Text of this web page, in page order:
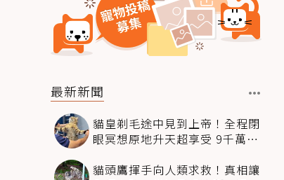
最新新聞
貓皇剃毛途中見到上帝！全程閉
眼冥想原地升天超享受 9千萬人
貓頭鷹揮手向人類求救！真相讓